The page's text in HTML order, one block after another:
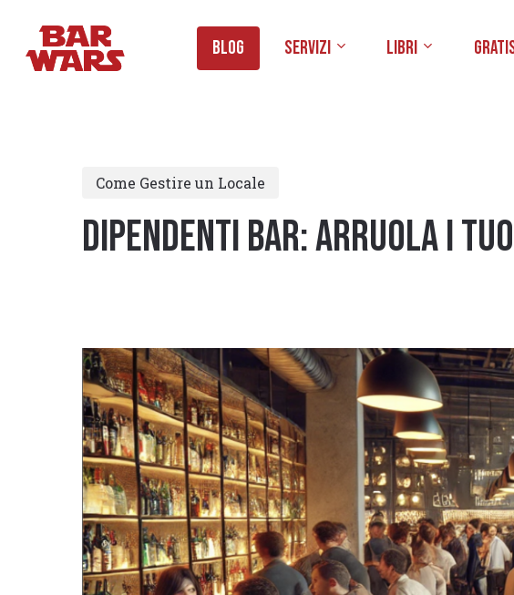
main
Blog Servizi Libri
Come Gestire un Locale
Dipendenti Bar: arruola i